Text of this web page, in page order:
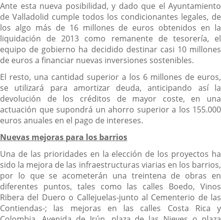
Ante esta nueva posibilidad, y dado que el Ayuntamiento
de Valladolid cumple todos los condicionantes legales, de
los algo más de 16 millones de euros obtenidos en la
liquidación de 2013 como remanente de tesorería, el
equipo de gobierno ha decidido destinar casi 10 millones
de euros a financiar nuevas inversiones sostenibles.
El resto, una cantidad superior a los 6 millones de euros,
se utilizará para amortizar deuda, anticipando así la
devolución de los créditos de mayor coste, en una
actuación que supondrá un ahorro superior a los 155.000
euros anuales en el pago de intereses.
Nuevas mejoras para los barrios
Una de las prioridades en la elección de los proyectos ha
sido la mejora de las infraestructuras viarias en los barrios,
por lo que se acometerán una treintena de obras en
diferentes puntos, tales como las calles Boedo, Vinos
Ribera del Duero o Callejuelas-junto al Cementerio de las
Contiendas-; las mejoras en las calles Costa Rica y